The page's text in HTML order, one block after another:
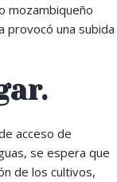
mozambiqueño
provocó una subida
acceso de
se espera que
de los cultivos,